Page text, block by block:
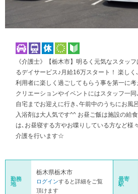
《介護士》【栃木市】明るく元気なスタッ
るデイサービス♪月給16万スタート！ 楽し
利用者に楽しく過ごしてもらう事を第一に
クリエーションやイベントにはスタッフ一
自宅までお迎えに行き､午前中のうちにお風
入浴剤は大人気です^^ お昼ご飯は施設の給
は､お昼寝する方やお喋りしている方など様
介護を行います☆
勤務
地
栃木県栃木市
ログインすると詳細をご覧
頂けます
最寄
駅